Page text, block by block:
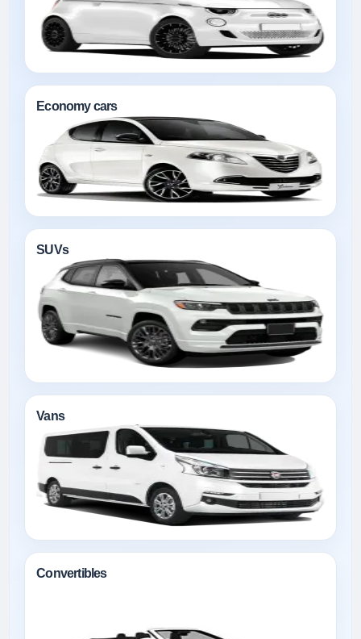
Economy cars
SUVs
Vans
Convertibles